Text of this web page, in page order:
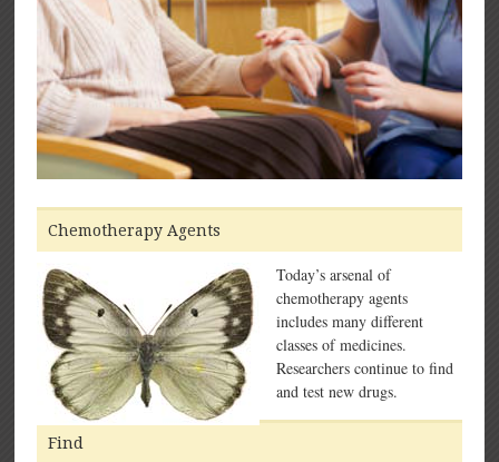
Chemotherapy Agents
Today’s arsenal of
chemotherapy agents
includes many different
classes of medicines.
Researchers continue to find
and test new drugs.
Find